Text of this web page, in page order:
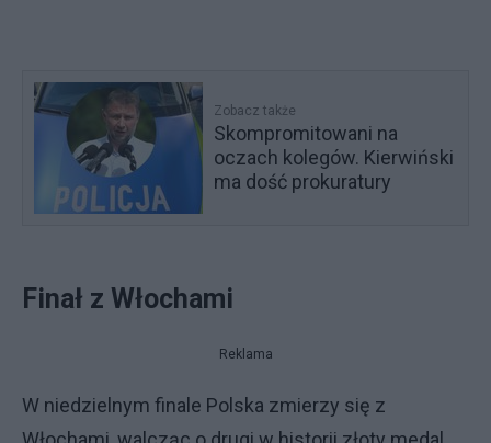
Zobacz także
Skompromitowani na
oczach kolegów. Kierwiński
ma dość prokuratury
Finał z Włochami
Reklama
W niedzielnym finale Polska zmierzy się z